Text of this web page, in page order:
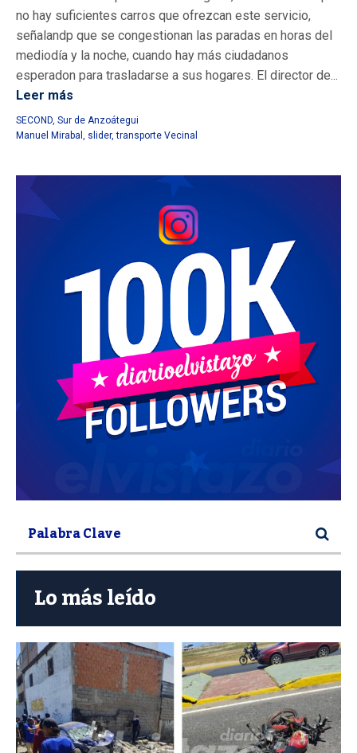
no hay suficientes carros que ofrezcan este servicio,
señalandp que se congestionan las paradas en horas del
mediodía y la noche, cuando hay más ciudadanos
esperadon para trasladarse a sus hogares. El director de...
Leer más
SECOND, Sur de Anzoátegui
Manuel Mirabal , slider,transporte Vecinal
Lo más leído